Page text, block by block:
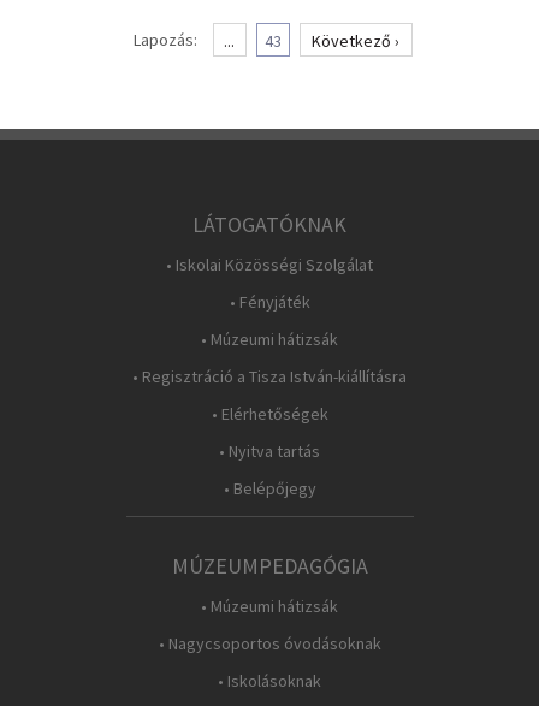
Lapozás: ... 43 Következő ›
LÁTOGATÓKNAK
• Iskolai Közösségi Szolgálat
• Fényjáték
• Múzeumi hátizsák
• Regisztráció a Tisza István-kiállításra
• Elérhetőségek
• Nyitva tartás
• Belépőjegy
MÚZEUMPEDAGÓGIA
• Múzeumi hátizsák
• Nagycsoportos óvodásoknak
• Iskolásoknak